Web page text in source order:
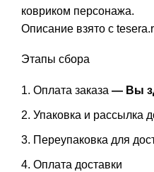
ковриком персонажа.
Описание взято с
Этапы сбора
Оплата заказа — Вы
Упаковка и рассылка
Переупаковка для
Оплата доставки